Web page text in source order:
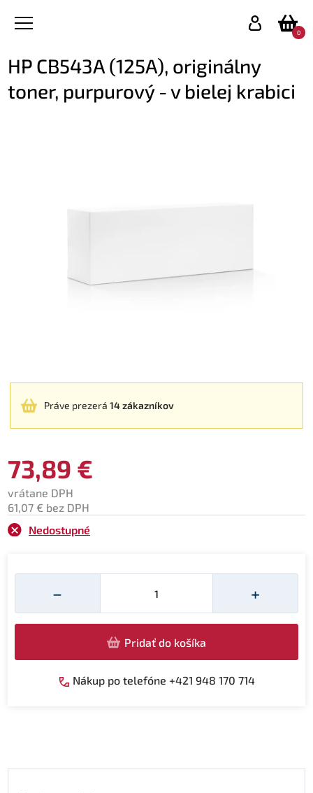
0
HP CB543A (125A), originálny
toner, purpurový - v bielej krabici
Práve prezerá 14 zákazníkov
73,89 €
vrátane DPH
61,07 € bez DPH
Nedostupné
−
Množství
+
Pridať do košíka
Nákup po telefóne +421 948 170 714